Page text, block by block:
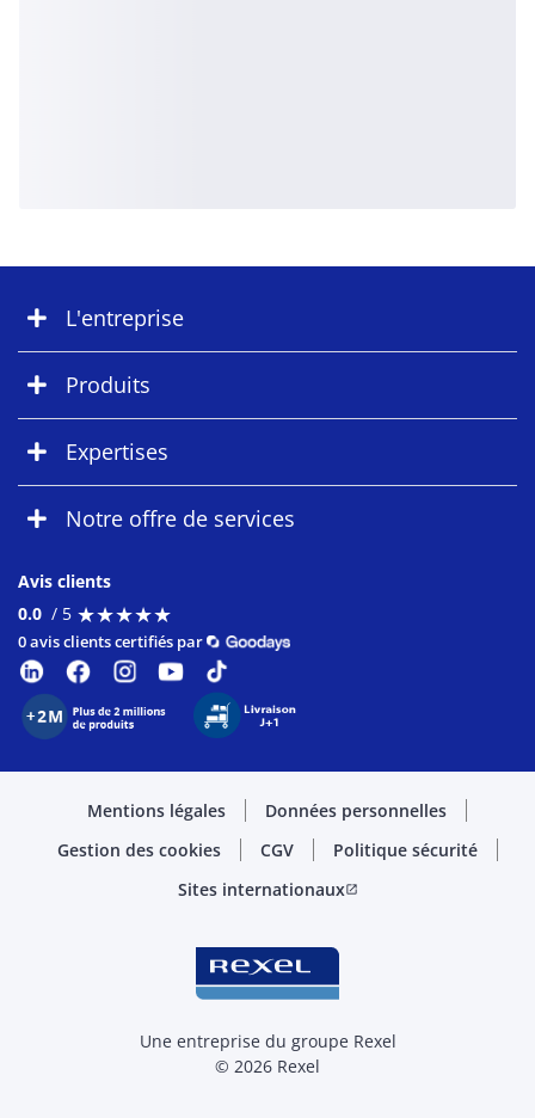
L'entreprise
Produits
Expertises
Notre offre de services
Avis clients
0.0 / 5 ★★★★★
★★★★★
0 avis clients certifiés par
Mentions légales
Données personnelles
Gestion des cookies
CGV
Politique sécurité
Sites internationauxopen_in_new
Une entreprise du groupe Rexel
© 2026 Rexel